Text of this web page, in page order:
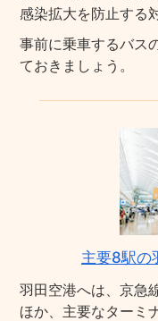
感染拡大を防止する
事前に乗車するバス
ておきましょう。
主要8駅の
羽田空港へは、京急
ほか、主要なターミ